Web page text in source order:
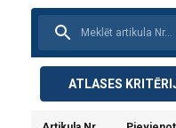
ATLASES
Materiāls:
Marķējums:
Piezīme: